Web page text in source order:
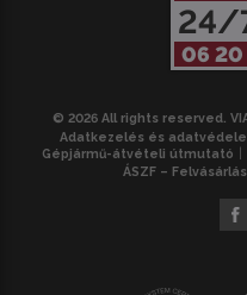
24/
06
© 2026 All rights reserved.
Adatkezelés és
Gépjármű-átvételi útmutató
ÁSZF – Felvásárlás